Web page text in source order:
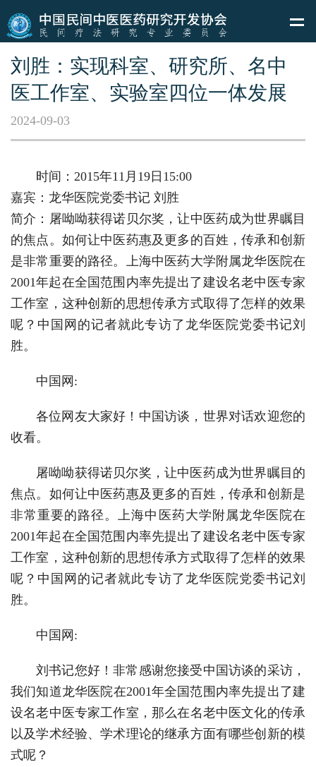
刘胜：实现科室、研究所、名中
医工作室、实验室四位一体发展
2024-09-03
时间：2015年11月19日15:00
嘉宾：龙华医院党委书记 刘胜
简介：屠呦呦获得诺贝尔奖，让中医药成为世界瞩目
的焦点。如何让中医药惠及更多的百姓，传承和创新
是非常重要的路径。上海中医药大学附属龙华医院在
2001年起在全国范围内率先提出了建设名老中医专家
工作室，这种创新的思想传承方式取得了怎样的效果
呢？中国网的记者就此专访了龙华医院党委书记刘
胜。
中国网:
各位网友大家好！中国访谈，世界对话欢迎您的
收看。
屠呦呦获得诺贝尔奖，让中医药成为世界瞩目的
焦点。如何让中医药惠及更多的百姓，传承和创新是
非常重要的路径。上海中医药大学附属龙华医院在
2001年起在全国范围内率先提出了建设名老中医专家
工作室，这种创新的思想传承方式取得了怎样的效果
呢？中国网的记者就此专访了龙华医院党委书记刘
胜。
中国网:
刘书记您好！非常感谢您接受中国访谈的采访，
我们知道龙华医院在2001年全国范围内率先提出了建
设名老中医专家工作室，那么在名老中医文化的传承
以及学术经验、学术理论的继承方面有哪些创新的模
式呢？